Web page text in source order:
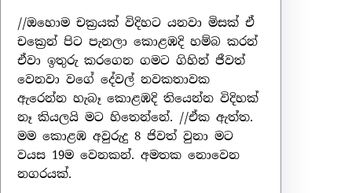
//ඔහොම චක්‍රයක් විදිහට යනවා මිසක් ඒ
චක්‍රෙන් පිට පැනලා කොළඹදි හම්බ කරන්
ඒවා ඉතුරු කරගෙන ගමට ගිහින් ජීවත්
වෙනවා වගේ දේවල් නවකතාවක
ඇරෙන්න හැබෑ කොළඹදි තියෙන්න විදිහක්
නෑ කියලයි මට හිතෙන්නේ. //ඒක ඇත්ත.
මම කොළඹ අවුරුදු 8 ජිවත් වුනා මට
වයස 19ම වෙනකන්. අමතක නොවෙන
නගරයක්.